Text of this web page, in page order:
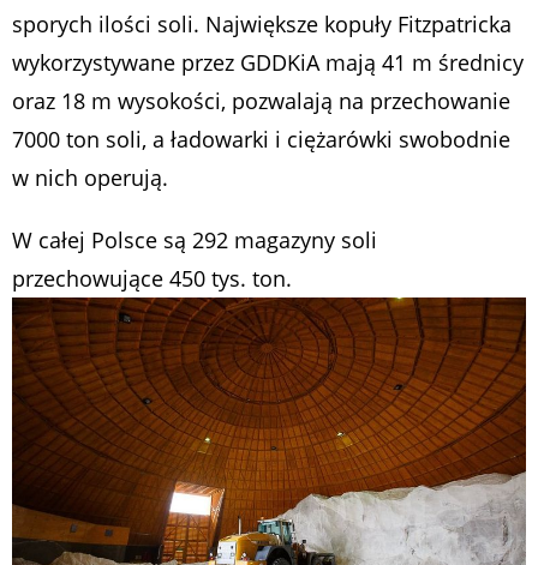
sporych ilości soli. Największe kopuły Fitzpatricka
wykorzystywane przez GDDKiA mają 41 m średnicy
oraz 18 m wysokości, pozwalają na przechowanie
7000 ton soli, a ładowarki i ciężarówki swobodnie
w nich operują.
W całej Polsce są 292 magazyny soli
przechowujące 450 tys. ton.